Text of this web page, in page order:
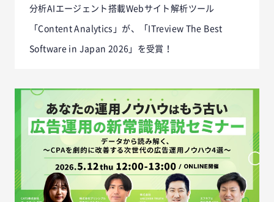
分析AIエージェント搭載Webサイト解析ツール
「Content Analytics」が、「ITreview The Best
Software in Japan 2026」を受賞！